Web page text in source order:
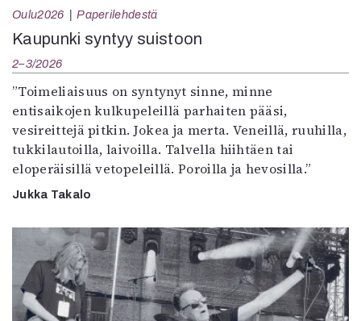
Oulu2026 Paperilehdestä
Kaupunki syntyy suistoon
2–3/2026
”Toimeliaisuus on syntynyt sinne, minne
entisaikojen kulkupeleillä parhaiten pääsi,
vesireittejä pitkin. Jokea ja merta. Veneillä, ruuhilla,
tukkilautoilla, laivoilla. Talvella hiihtäen tai
eloperäisillä vetopeleillä. Poroilla ja hevosilla.”
Jukka Takalo